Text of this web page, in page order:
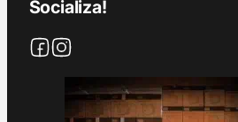
Socializa!